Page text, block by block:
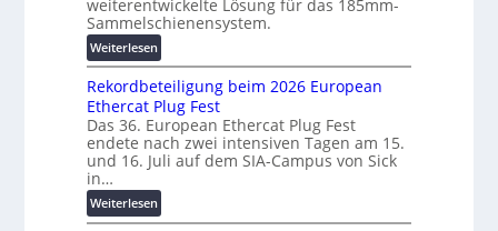
r
a
n
s
p
a
r
e
n
z
r
s
c
h
u
g
s
r
-
X
2
0
2
7
w
i
r
d
z
weiterentwickelte Lösung für das 185mm-
Sammelschienensystem.
Weiterlesen:
W
e
i
t
e
r
n
t
Rekordbeteiligung beim 2026 European
Ethercat Plug Fest
Das 36. European Ethercat Plug Fest
endete nach zwei intensiven Tagen am 15.
und 16. Juli auf dem SIA-Campus von Sick
in…
Weiterlesen:
R